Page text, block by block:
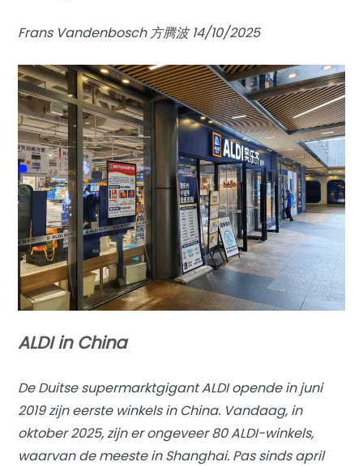
Frans Vandenbosch 方腾波 14/10/2025
ALDI in China
De Duitse supermarktgigant ALDI opende in juni
2019 zijn eerste winkels in China. Vandaag, in
oktober 2025, zijn er ongeveer 80 ALDI-winkels,
waarvan de meeste in Shanghai. Pas sinds april